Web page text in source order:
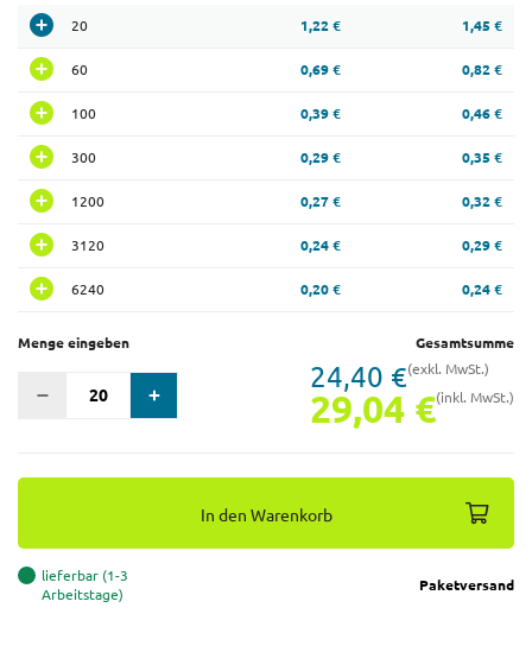
20 1,22 € 1,45 €
60 0,69 € 0,82 €
100 0,39 € 0,46 €
300 0,29 € 0,35 €
1200 0,27 € 0,32 €
3120 0,24 € 0,29 €
6240 0,20 € 0,24 €
Menge eingeben Gesamtsumme
24,40 €(exkl. MwSt.)
29,04 €(inkl. MwSt.)
In den Warenkorb
lieferbar (1-3
Arbeitstage)
Paketversand